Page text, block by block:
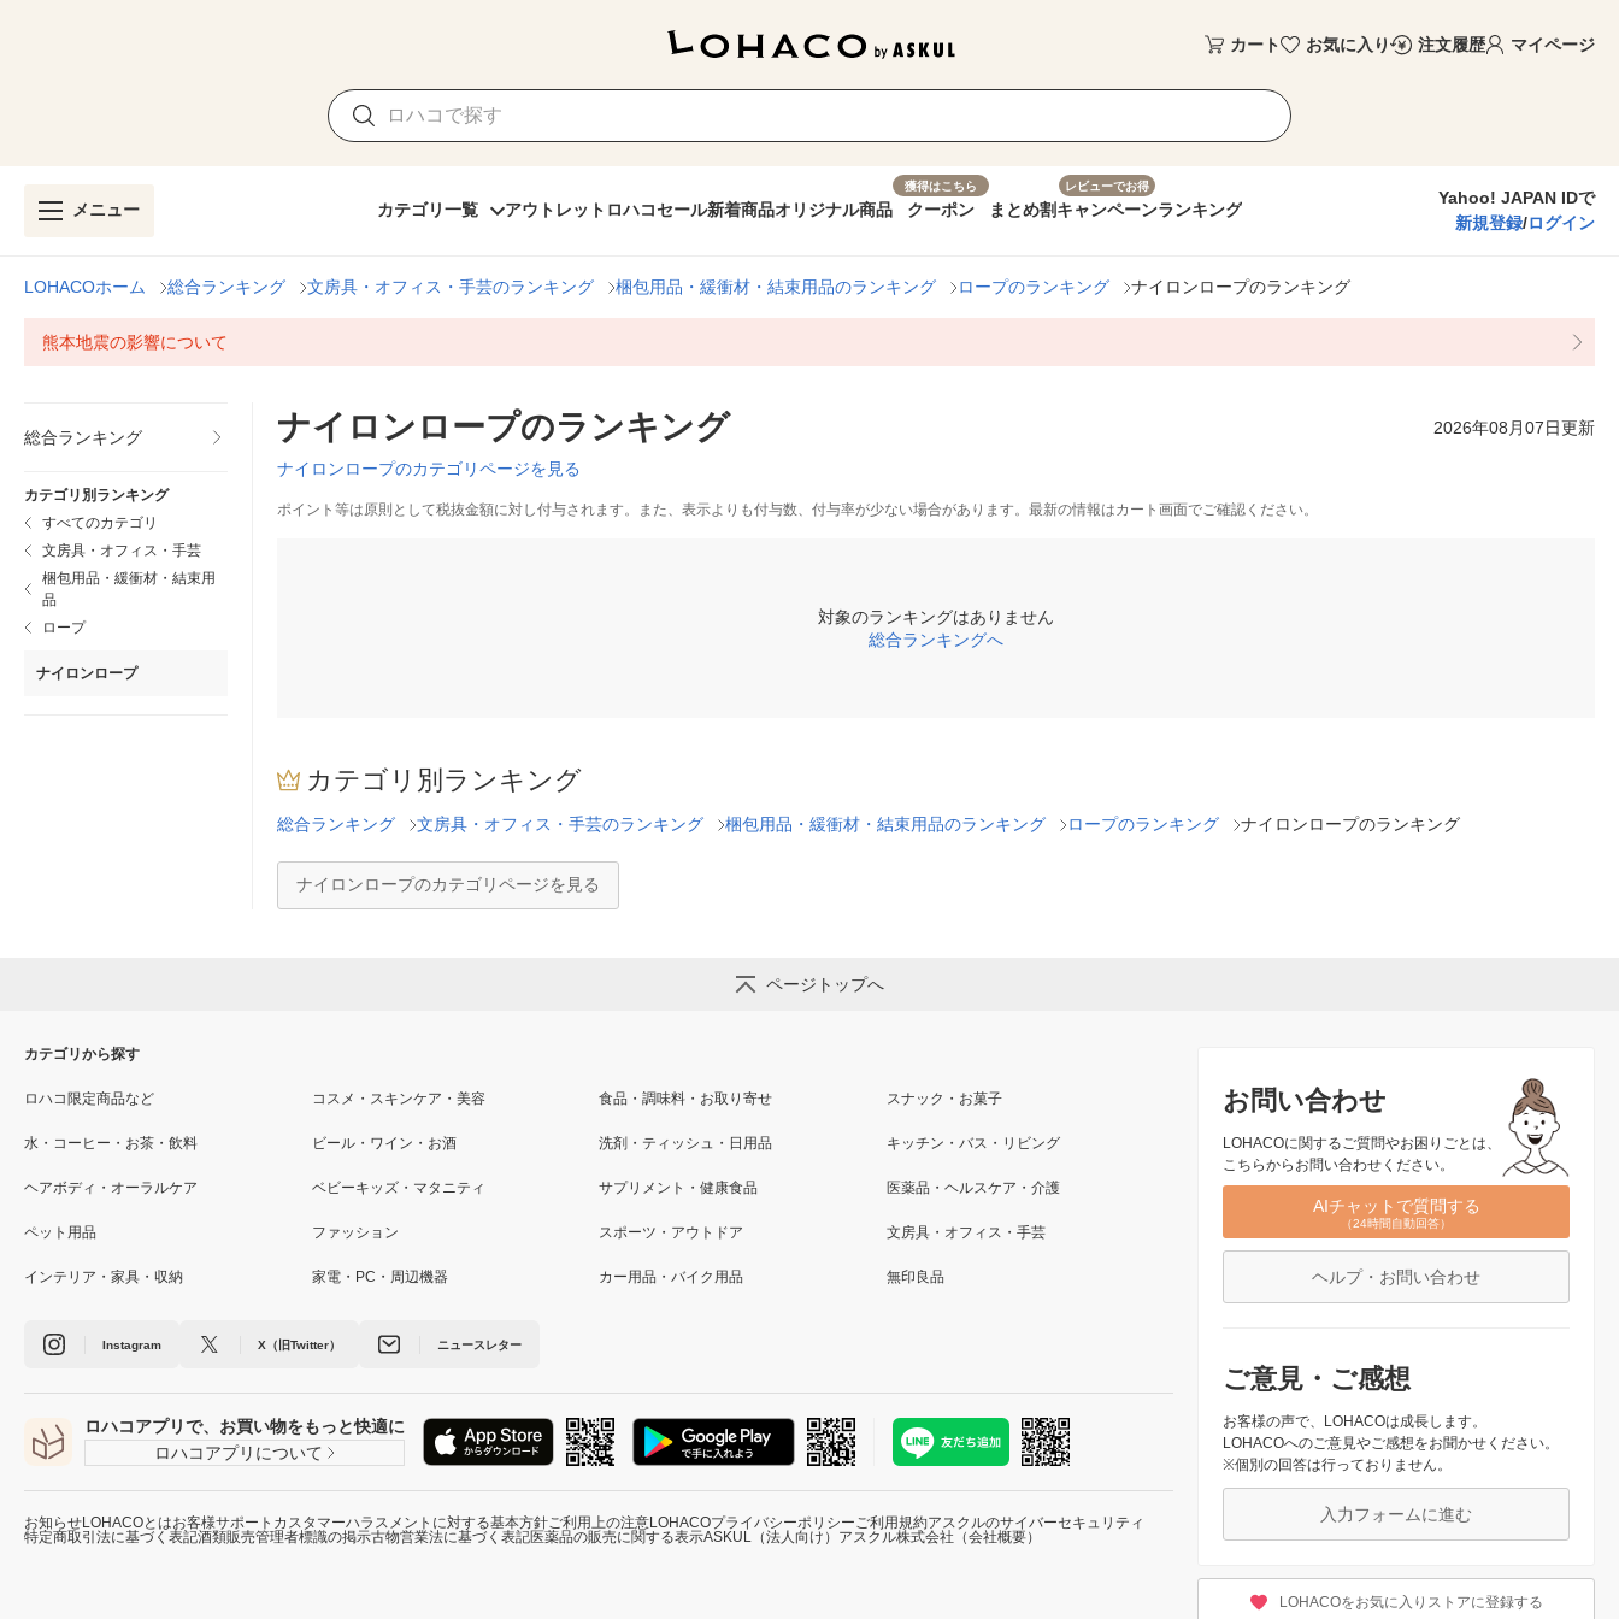
カート お気に入り 注文履歴 マイページ
メニュー カテゴリ一覧 アウトレット ロハコセール新着商品オリジナル商品
獲得はこちら
クーポン まとめ割
レビューでお得
キャンペーンランキング
Yahoo! JAPAN IDで
新規登録/ログイン
LOHACOホーム 総合ランキング 文房具・オフィス・手芸のランキング 梱包用品・緩衝材・結束用品のランキング ロープのランキング ナイロンロープのランキング
熊本地震の影響について
総合ランキング
カテゴリ別ランキング
すべてのカテゴリ
文房具・オフィス・手芸
梱包用品・緩衝材・結束用
品
ロープ
ナイロンロープ
ナイロンロープのランキング 2026年08月07日更新
ナイロンロープのカテゴリページを見る
ポイント等は原則として税抜金額に対し付与されます。また、表示よりも付与数、付与率が少ない場合があります。最新の情報はカート画面でご確認ください。
対象のランキングはありません
総合ランキングへ
カテゴリ別ランキング
総合ランキング 文房具・オフィス・手芸のランキング 梱包用品・緩衝材・結束用品のランキング ロープのランキング ナイロンロープのランキング
ナイロンロープのカテゴリページを見る
ページトップへ
お問い合わせ
LOHACOに関するご質問やお困りごとは、
こちらからお問い合わせください。
AIチャットで質問する
（24時間自動回答）
ヘルプ・お問い合わせ
ご意見・ご感想
お客様の声で、LOHACOは成長します。
LOHACOへのご意見やご感想をお聞かせください。
※個別の回答は行っておりません。
入力フォームに進む
LOHACOをお気に入りストアに登録する
カテゴリから探す
ロハコ限定商品など コスメ・スキンケア・美容 食品・調味料・お取り寄せ スナック・お菓子
水・コーヒー・お茶・飲料 ビール・ワイン・お酒 洗剤・ティッシュ・日用品 キッチン・バス・リビング
ヘアボディ・オーラルケア ベビーキッズ・マタニティ サプリメント・健康食品 医薬品・ヘルスケア・介護
ペット用品 ファッション スポーツ・アウトドア 文房具・オフィス・手芸
インテリア・家具・収納 家電・PC・周辺機器 カー用品・バイク用品 無印良品
Instagram X（旧Twitter） ニュースレター
ロハコアプリで、お買い物をもっと快適に
ロハコアプリについて
お知らせLOHACOとはお客様サポート カスタマーハラスメントに対する基本方針ご利用上の注意LOHACOプライバシーポリシーご利用規約アスクルのサイバーセキュリティ
特定商取引法に基づく表記酒類販売管理者標識の掲示古物営業法に基づく表記医薬品の販売に関する表示ASKUL（法人向け） アスクル株式会社（会社概要）